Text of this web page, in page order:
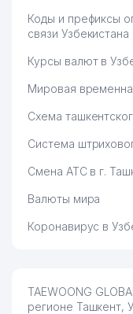
Коды и префиксы
связи Узбекистана
Курсы валют в
Мировая
Схема
Система
Смена АТС в г.
Валюты мира
Коронавирус в
TAEWOONG
регионе Ташкент,